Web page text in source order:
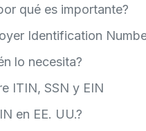
qué es importante?
Identification
lo necesita?
ITIN, SSN y EIN
en EE. UU.?